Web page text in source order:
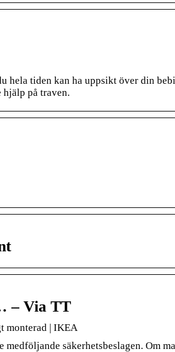
tiden kan ha uppsikt över din
på traven.
– Via TT
monterad | IKEA
säkerhetsbeslagen. Om